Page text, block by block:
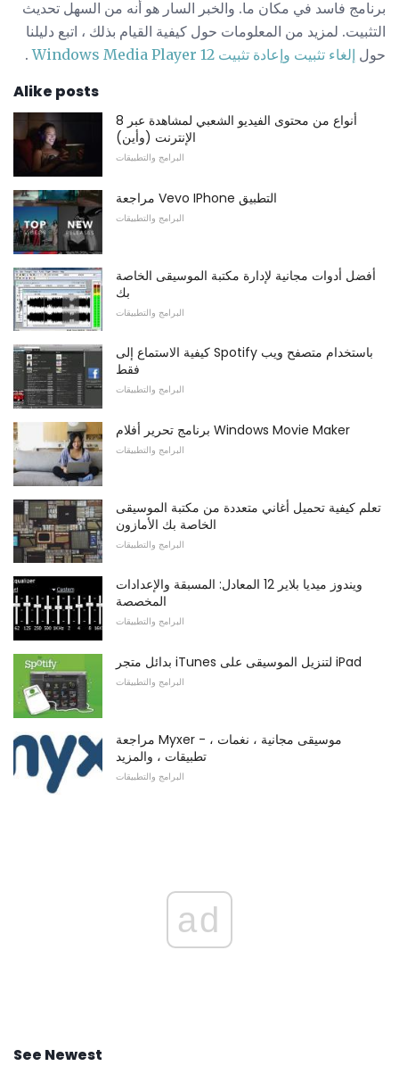
برنامج فاسد في مكان ما. والخبر السار هو أنه من السهل تحديث
التثبيت. لمزيد من المعلومات حول كيفية القيام بذلك ، اتبع دليلنا
حول إلغاء تثبيت وإعادة تثبيت Windows Media Player 12 .
Alike posts
8 أنواع من محتوى الفيديو الشعبي لمشاهدة عبر
الإنترنت (وأين)
البرامج والتطبيقات
مراجعة Vevo IPhone التطبيق
البرامج والتطبيقات
أفضل أدوات مجانية لإدارة مكتبة الموسيقى الخاصة
بك
البرامج والتطبيقات
كيفية الاستماع إلى Spotify باستخدام متصفح ويب
فقط
البرامج والتطبيقات
برنامج تحرير أفلام Windows Movie Maker
البرامج والتطبيقات
تعلم كيفية تحميل أغاني متعددة من مكتبة الموسيقى
الخاصة بك الأمازون
البرامج والتطبيقات
ويندوز ميديا ​​بلاير 12 المعادل: المسبقة والإعدادات
المخصصة
البرامج والتطبيقات
بدائل متجر iTunes لتنزيل الموسيقى على iPad
البرامج والتطبيقات
مراجعة Myxer - موسيقى مجانية ، نغمات ،
تطبيقات ، والمزيد
البرامج والتطبيقات
ad
See Newest